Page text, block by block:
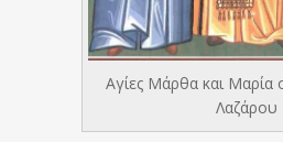
Αγίες Μάρθα και Μαρία
Λαζάρου